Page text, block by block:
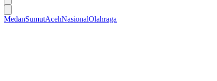
MedanSumutAcehNasionalOlahraga